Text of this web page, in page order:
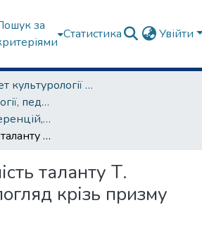
за
Статистика Увійти
Факультет культурології та соціальних комунікацій
Кафедра психології, педагогіки та філології
матеріали конференцій, семінарів, круглих столів та ін.
Багатогранність таланту Т. Шевченка: погляд крізь призму століть
таланту Т.
крізь призму